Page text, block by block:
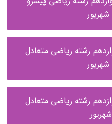
رشته ریاضی متعادل
رشته ریاضی متعادل